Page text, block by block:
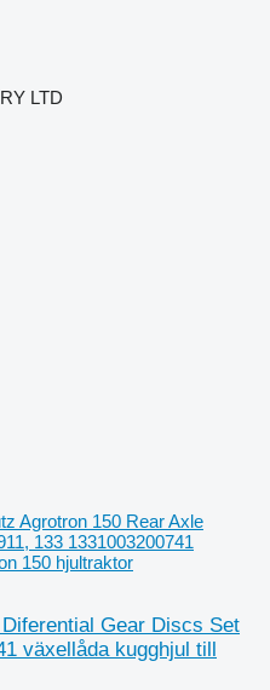
LTD
Agrotron 150 Rear Axle
133 1331003200741
150 hjultraktor
Gear Discs Set
växellåda kugghjul till